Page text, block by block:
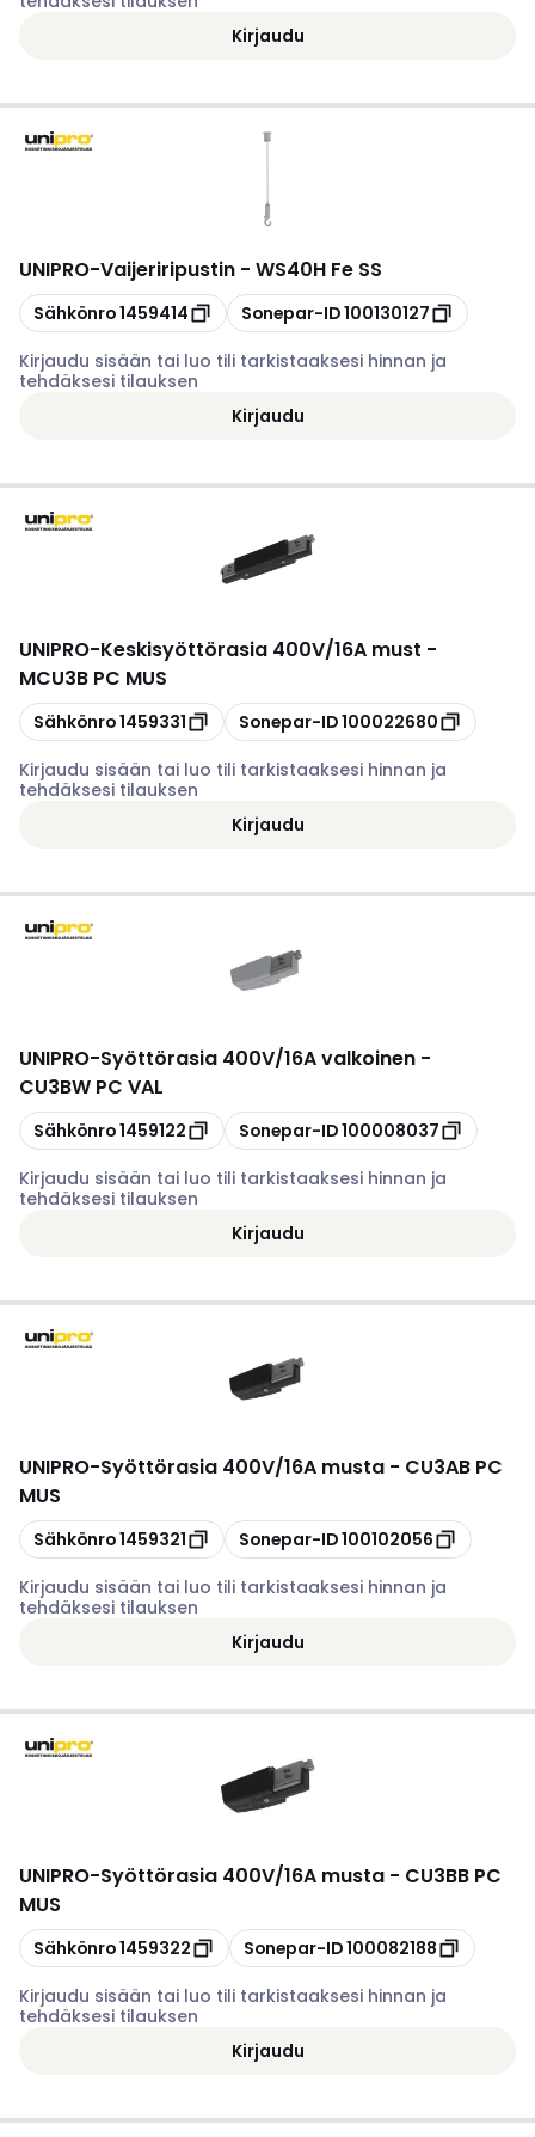
Kirjaudu
UNIPRO-Vaijeriripustin - WS40H Fe SS
Kopioi
Sähkönro1459414 Kopioi
Sonepar-ID100130127
Kirjaudu sisään tai luo tili tarkistaaksesi hinnan ja
tehdäksesi tilauksen
Kirjaudu
UNIPRO-Keskisyöttörasia 400V/16A must -
MCU3B PC MUS
Kopioi
Sähkönro1459331 Kopioi
Sonepar-ID100022680
Kirjaudu sisään tai luo tili tarkistaaksesi hinnan ja
tehdäksesi tilauksen
Kirjaudu
UNIPRO-Syöttörasia 400V/16A valkoinen -
CU3BW PC VAL
Kopioi
Sähkönro1459122 Kopioi
Sonepar-ID100008037
Kirjaudu sisään tai luo tili tarkistaaksesi hinnan ja
tehdäksesi tilauksen
Kirjaudu
UNIPRO-Syöttörasia 400V/16A musta - CU3AB PC
MUS
Kopioi
Sähkönro1459321 Kopioi
Sonepar-ID100102056
Kirjaudu sisään tai luo tili tarkistaaksesi hinnan ja
tehdäksesi tilauksen
Kirjaudu
UNIPRO-Syöttörasia 400V/16A musta - CU3BB PC
MUS
Kopioi
Sähkönro1459322 Kopioi
Sonepar-ID100082188
Kirjaudu sisään tai luo tili tarkistaaksesi hinnan ja
tehdäksesi tilauksen
Kirjaudu